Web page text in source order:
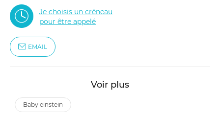
Je choisis un créneau
pour être appelé
EMAIL
Voir plus
baby einstein